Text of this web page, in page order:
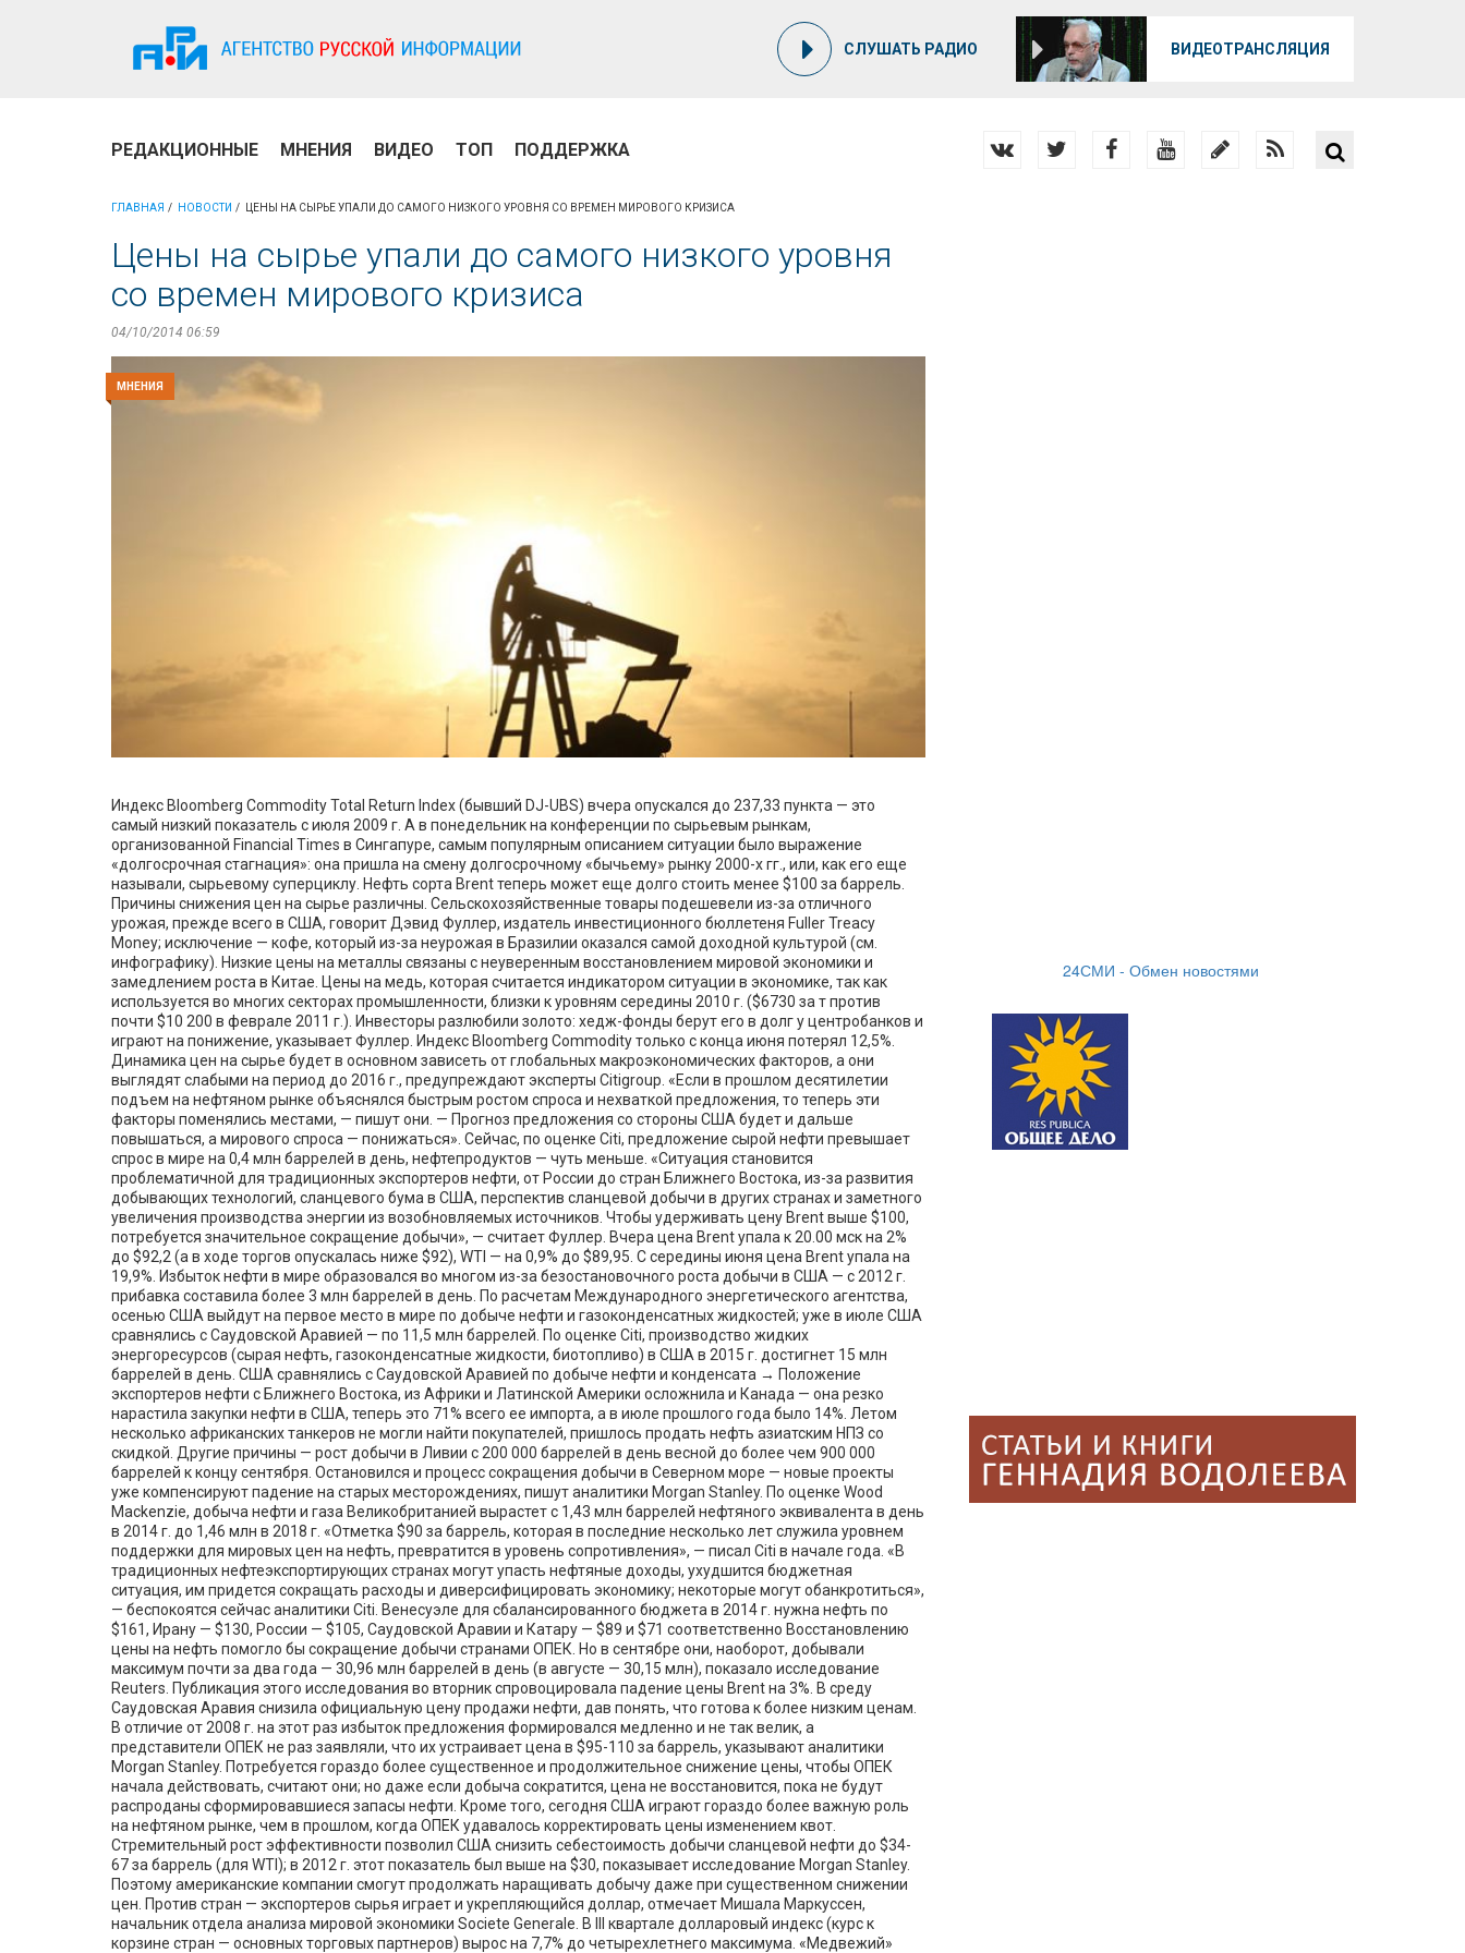
СЛУШАТЬ РАДИО ВИДЕОТРАНСЛЯЦИЯ
РЕДАКЦИОННЫЕ МНЕНИЯ ВИДЕО ТОП ПОДДЕРЖКА
ГЛАВНАЯ НОВОСТИ ЦЕНЫ НА СЫРЬЕ УПАЛИ ДО САМОГО НИЗКОГО УРОВНЯ СО ВРЕМЕН МИРОВОГО КРИЗИСА
Цены на сырье упали до самого низкого уровня
со времен мирового кризиса
04/10/2014 06:59
МНЕНИЯ
Индекс Bloomberg Commodity Total Return Index (бывший DJ-UBS) вчера опускался до 237,33 пункта — это
самый низкий показатель с июля 2009 г. А в понедельник на конференции по сырьевым рынкам,
организованной Financial Times в Сингапуре, самым популярным описанием ситуации было выражение
«долгосрочная стагнация»: она пришла на смену долгосрочному «бычьему» рынку 2000-х гг., или, как его еще
называли, сырьевому суперциклу. Нефть сорта Brent теперь может еще долго стоить менее $100 за баррель.
Причины снижения цен на сырье различны. Сельскохозяйственные товары подешевели из-за отличного
урожая, прежде всего в США, говорит Дэвид Фуллер, издатель инвестиционного бюллетеня Fuller Treacy
Money; исключение — кофе, который из-за неурожая в Бразилии оказался самой доходной культурой (см.
инфографику). Низкие цены на металлы связаны с неуверенным восстановлением мировой экономики и
замедлением роста в Китае. Цены на медь, которая считается индикатором ситуации в экономике, так как
используется во многих секторах промышленности, близки к уровням середины 2010 г. ($6730 за т против
почти $10 200 в феврале 2011 г.). Инвесторы разлюбили золото: хедж-фонды берут его в долг у центробанков и
играют на понижение, указывает Фуллер. Индекс Bloomberg Commodity только с конца июня потерял 12,5%.
Динамика цен на сырье будет в основном зависеть от глобальных макроэкономических факторов, а они
выглядят слабыми на период до 2016 г., предупреждают эксперты Citigroup. «Если в прошлом десятилетии
подъем на нефтяном рынке объяснялся быстрым ростом спроса и нехваткой предложения, то теперь эти
факторы поменялись местами, — пишут они. — Прогноз предложения со стороны США будет и дальше
повышаться, а мирового спроса — понижаться». Сейчас, по оценке Citi, предложение сырой нефти превышает
спрос в мире на 0,4 млн баррелей в день, нефтепродуктов — чуть меньше. «Ситуация становится
проблематичной для традиционных экспортеров нефти, от России до стран Ближнего Востока, из-за развития
добывающих технологий, сланцевого бума в США, перспектив сланцевой добычи в других странах и заметного
увеличения производства энергии из возобновляемых источников. Чтобы удерживать цену Brent выше $100,
потребуется значительное сокращение добычи», — считает Фуллер. Вчера цена Brent упала к 20.00 мск на 2%
до $92,2 (а в ходе торгов опускалась ниже $92), WTI — на 0,9% до $89,95. С середины июня цена Brent упала на
19,9%. Избыток нефти в мире образовался во многом из-за безостановочного роста добычи в США — с 2012 г.
прибавка составила более 3 млн баррелей в день. По расчетам Международного энергетического агентства,
осенью США выйдут на первое место в мире по добыче нефти и газоконденсатных жидкостей; уже в июле США
сравнялись с Саудовской Аравией — по 11,5 млн баррелей. По оценке Citi, производство жидких
энергоресурсов (сырая нефть, газоконденсатные жидкости, биотопливо) в США в 2015 г. достигнет 15 млн
баррелей в день. США сравнялись с Саудовской Аравией по добыче нефти и конденсата → Положение
экспортеров нефти с Ближнего Востока, из Африки и Латинской Америки осложнила и Канада — она резко
нарастила закупки нефти в США, теперь это 71% всего ее импорта, а в июле прошлого года было 14%. Летом
несколько африканских танкеров не могли найти покупателей, пришлось продать нефть азиатским НПЗ со
скидкой. Другие причины — рост добычи в Ливии с 200 000 баррелей в день весной до более чем 900 000
баррелей к концу сентября. Остановился и процесс сокращения добычи в Северном море — новые проекты
уже компенсируют падение на старых месторождениях, пишут аналитики Morgan Stanley. По оценке Wood
Mackenzie, добыча нефти и газа Великобританией вырастет с 1,43 млн баррелей нефтяного эквивалента в день
в 2014 г. до 1,46 млн в 2018 г. «Отметка $90 за баррель, которая в последние несколько лет служила уровнем
поддержки для мировых цен на нефть, превратится в уровень сопротивления», — писал Citi в начале года. «В
традиционных нефтеэкспортирующих странах могут упасть нефтяные доходы, ухудшится бюджетная
ситуация, им придется сокращать расходы и диверсифицировать экономику; некоторые могут обанкротиться»,
— беспокоятся сейчас аналитики Citi. Венесуэле для сбалансированного бюджета в 2014 г. нужна нефть по
$161, Ирану — $130, России — $105, Саудовской Аравии и Катару — $89 и $71 соответственно Восстановлению
цены на нефть помогло бы сокращение добычи странами ОПЕК. Но в сентябре они, наоборот, добывали
максимум почти за два года — 30,96 млн баррелей в день (в августе — 30,15 млн), показало исследование
Reuters. Публикация этого исследования во вторник спровоцировала падение цены Brent на 3%. В среду
Саудовская Аравия снизила официальную цену продажи нефти, дав понять, что готова к более низким ценам.
В отличие от 2008 г. на этот раз избыток предложения формировался медленно и не так велик, а
представители ОПЕК не раз заявляли, что их устраивает цена в $95-110 за баррель, указывают аналитики
Morgan Stanley. Потребуется гораздо более существенное и продолжительное снижение цены, чтобы ОПЕК
начала действовать, считают они; но даже если добыча сократится, цена не восстановится, пока не будут
распроданы сформировавшиеся запасы нефти. Кроме того, сегодня США играют гораздо более важную роль
на нефтяном рынке, чем в прошлом, когда ОПЕК удавалось корректировать цены изменением квот.
Стремительный рост эффективности позволил США снизить себестоимость добычи сланцевой нефти до $34-
67 за баррель (для WTI); в 2012 г. этот показатель был выше на $30, показывает исследование Morgan Stanley.
Поэтому американские компании смогут продолжать наращивать добычу даже при существенном снижении
цен. Против стран — экспортеров сырья играет и укрепляющийся доллар, отмечает Мишала Маркуссен,
начальник отдела анализа мировой экономики Societe Generale. В III квартале долларовый индекс (курс к
корзине стран — основных торговых партнеров) вырос на 7,7% до четырехлетнего максимума. «Медвежий»
24СМИ - Обмен новостями